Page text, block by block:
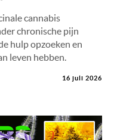
cannabis
chronische pijn
hulp opzoeken en
leven hebben.
16 juli 2026